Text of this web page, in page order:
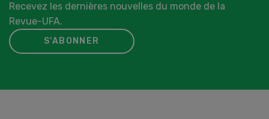
Recevez les dernières nouvelles du monde de la
Revue-UFA.
S'ABONNER